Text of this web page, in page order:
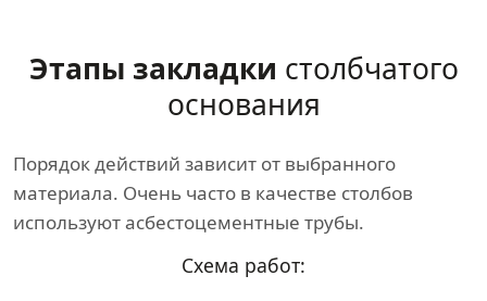
Этапы закладки столбчатого
основания
Порядок действий зависит от выбранного
материала. Очень часто в качестве столбов
используют асбестоцементные трубы.
Схема работ: